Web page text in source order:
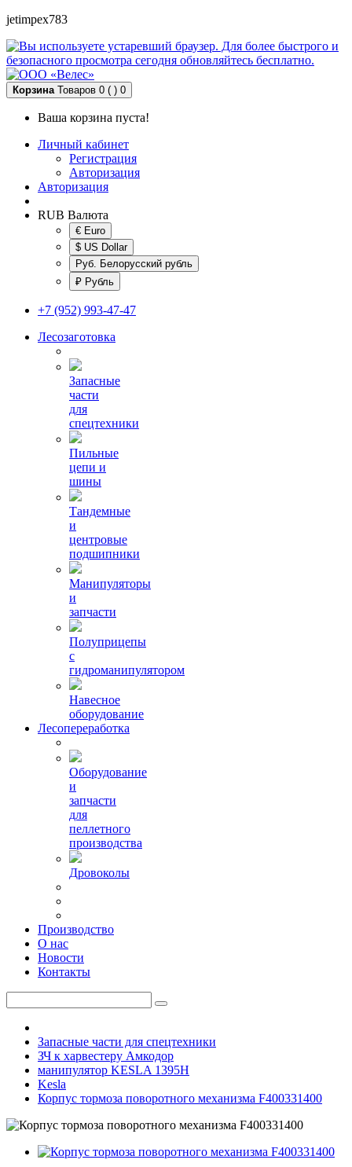
jetimpex783
Корзина Товаров 0 ( ) 0
Ваша корзина пуста!
Личный кабинет
Регистрация
Авторизация
Авторизация
RUB Валюта
€ Euro
$ US Dollar
Руб. Белорусский рубль
₽ Рубль
+7 (952) 993-47-47
Лесозаготовка
Запасные
части
для
спецтехники
Пильные
цепи и
шины
Тандемные
и
центровые
подшипники
Манипуляторы
и
запчасти
Полуприцепы
с
гидроманипулятором
Навесное
оборудование
Лесопереработка
Оборудование
и
запчасти
для
пеллетного
производства
Дровоколы
Производство
О нас
Новости
Контакты
Запасные части для спецтехники
ЗЧ к харвестеру Амкодор
манипулятор KESLA 1395H
Kesla
Корпус тормоза поворотного механизма F400331400